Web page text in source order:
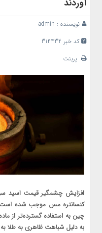
آوردند
نویسنده : admin
کد خبر 314432
پرینت
افزایش چشمگیر قیمت اسید
کنسانتره مس موجب شده
چین به استفاده گسترده‌تر از
به دلیل شباهت ظاهری به طلا